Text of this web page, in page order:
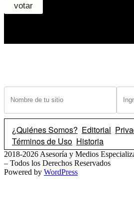
¿Quiénes Somos? Editorial
Términos de Uso Historia
2018-2026 Asesoría y Medios
– Todos los Derechos Reservados
Powered by WordPress